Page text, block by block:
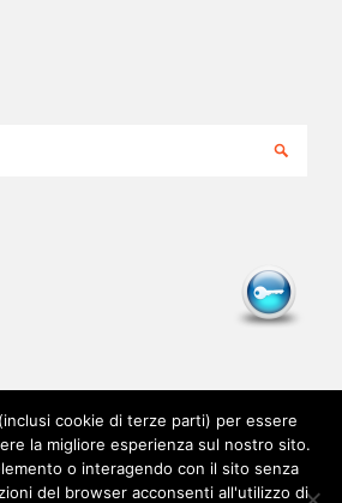
cookie di terze parti) per essere
la migliore esperienza sul nostro sito.
o interagendo con il sito senza
del browser acconsenti all'utilizzo di